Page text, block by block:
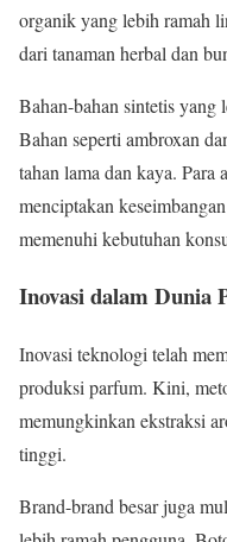
organik yang lebih ramah
dari tanaman herbal dan
Bahan-bahan sintetis yang
Bahan seperti ambroxan
tahan lama dan kaya. Para
menciptakan
memenuhi kebutuhan
Inovasi dalam Dunia
Inovasi teknologi telah
produksi parfum. Kini,
memungkinkan ekstraksi
tinggi.
Brand-brand besar juga